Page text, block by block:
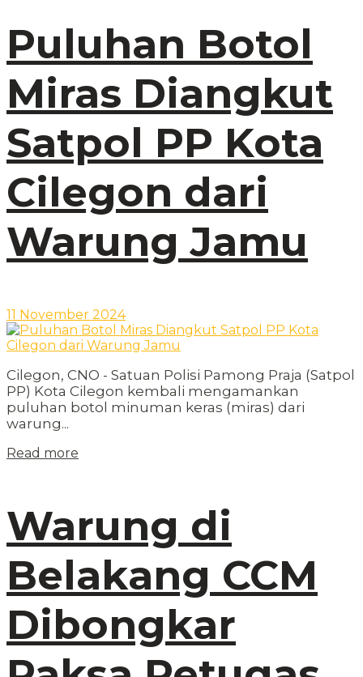
Puluhan Botol
Miras Diangkut
Satpol PP Kota
Cilegon dari
Warung Jamu
11 November 2024
Cilegon, CNO - Satuan Polisi Pamong Praja (Satpol
PP) Kota Cilegon kembali mengamankan
puluhan botol minuman keras (miras) dari
warung...
Read more
Warung di
Belakang CCM
Dibongkar